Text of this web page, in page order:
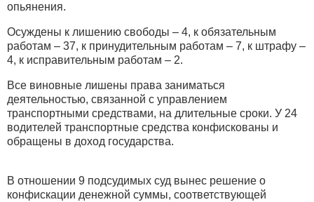
опьянения.
Осуждены к лишению свободы – 4, к обязательным
работам – 37, к принудительным работам – 7, к штрафу –
4, к исправительным работам – 2.
Все виновные лишены права заниматься
деятельностью, связанной с управлением
транспортными средствами, на длительные сроки. У 24
водителей транспортные средства конфискованы и
обращены в доход государства.
В отношении 9 подсудимых суд вынес решение о
конфискации денежной суммы, соответствующей